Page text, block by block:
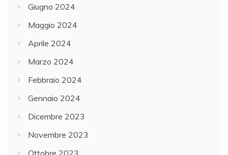
Giugno 2024
Maggio 2024
Aprile 2024
Marzo 2024
Febbraio 2024
Gennaio 2024
Dicembre 2023
Novembre 2023